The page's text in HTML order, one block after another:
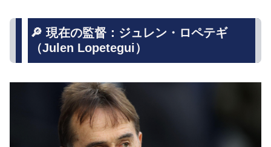
🔎 現在の監督：ジュレン・ロペテギ
（Julen Lopetegui）